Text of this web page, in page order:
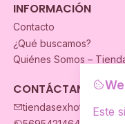
INFORMACIÓN
Contacto
¿Qué buscamos?
Quiénes Somos –
CONTÁCTANOS
Este